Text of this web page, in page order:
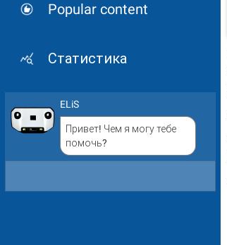
Popular content
Статистика
ELiS
Привет! Чем я могу тебе
помочь?